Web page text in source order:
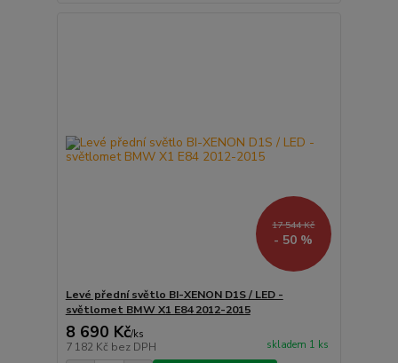
17 544 Kč
- 50 %
Levé přední světlo BI-XENON D1S / LED -
světlomet BMW X1 E84 2012-2015
8 690 Kč/ks
7 182 Kč bez DPH skladem 1 ks